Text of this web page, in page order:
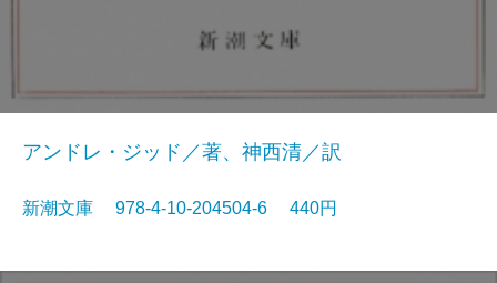
アンドレ・ジッド／著、神西清／訳
新潮文庫 978-4-10-204504-6 440円